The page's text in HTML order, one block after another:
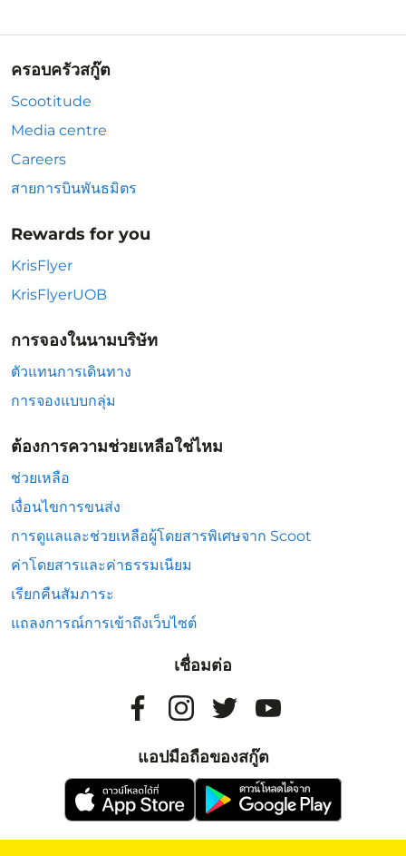
ครอบครัวสกู๊ต
Scootitude
Media centre
Careers
สายการบินพันธมิตร
Rewards for you
KrisFlyer
KrisFlyerUOB
การจองในนามบริษัท
ตัวแทนการเดินทาง
การจองแบบกลุ่ม
ต้องการความช่วยเหลือใช่ไหม
ช่วยเหลือ
เงื่อนไขการขนส่ง
การดูแลและช่วยเหลือผู้โดยสารพิเศษจาก Scoot
ค่าโดยสารและค่าธรรมเนียม
เรียกคืนสัมภาระ
แถลงการณ์การเข้าถึงเว็บไซต์
เชื่อมต่อ
แอปมือถือของสกู๊ต